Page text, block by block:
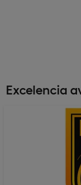
Excelencia